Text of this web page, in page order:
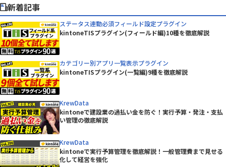
新着記事
ステータス連動必須フィールド設定プラグイン
kintoneTISプラグイン(フィールド編)10種を徹底解説
カテゴリー別アプリ一覧表示プラグイン
kintoneTISプラグイン(一覧編)9種を徹底解説
KrewData
kintoneで建設業の過払い金を防ぐ！実行予算・発注・支払
い管理の徹底解説
KrewData
kintoneで実行予算管理を徹底解説！一般管理費まで見せる
化して経営を強化